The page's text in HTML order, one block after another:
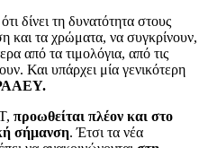
δίνει τη δυνατότητα στους
και τα χρώματα, να συγκρίνουν,
από τα τιμολόγια, από τις
Και υπάρχει μία γενικότερη
προωθείται πλέον και στο
σήμανση. Έτσι τα νέα